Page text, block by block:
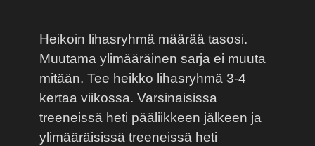
Heikoin lihasryhmä määrää tasosi.
Muutama ylimääräinen sarja ei muuta
mitään. Tee heikko lihasryhmä 3-4
kertaa viikossa. Varsinaisissa
treeneissä heti pääliikkeen jälkeen ja
ylimääräisissä treeneissä heti